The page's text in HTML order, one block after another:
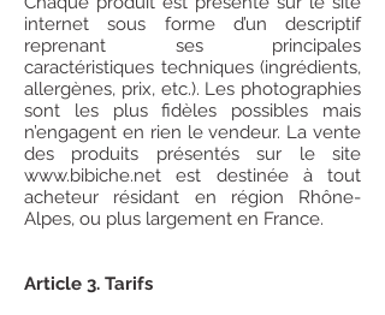
internet sous forme d’un descriptif
reprenant ses principales
caractéristiques techniques (ingrédients,
allergènes, prix, etc.). Les photographies
sont les plus fidèles possibles mais
n’engagent en rien le vendeur. La vente
des produits présentés sur le site
www.bibiche.net est destinée à tout
acheteur résidant en région Rhône-
Alpes, ou plus largement en France.
Article 3. Tarifs